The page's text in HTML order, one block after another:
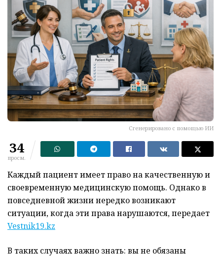
Сгенерировано с помощью ИИ
34
просм.
Каждый пациент имеет право на качественную и
своевременную медицинскую помощь. Однако в
повседневной жизни нередко возникают
ситуации, когда эти права нарушаются, передает
Vestnik19.kz
В таких случаях важно знать: вы не обязаны